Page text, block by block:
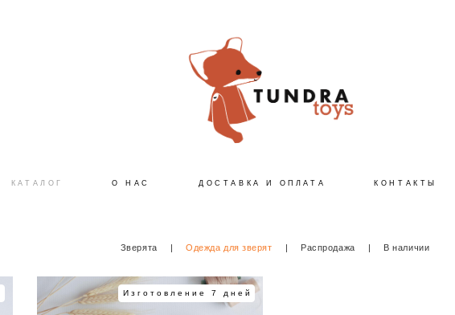
КАТАЛОГ О НАС ДОСТАВКА И ОПЛАТА КОНТАКТЫ
Зверята | Одежда для зверят | Распродажа | В наличии
Изготовление 7 дней